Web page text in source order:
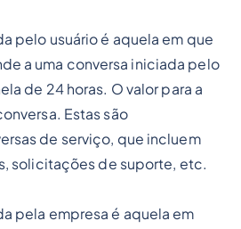
pelo usuário é aquela em que
a uma conversa iniciada pelo
de 24 horas. O valor para a
Estas são
de serviço, que incluem
solicitações de suporte, etc.
pela empresa é aquela em